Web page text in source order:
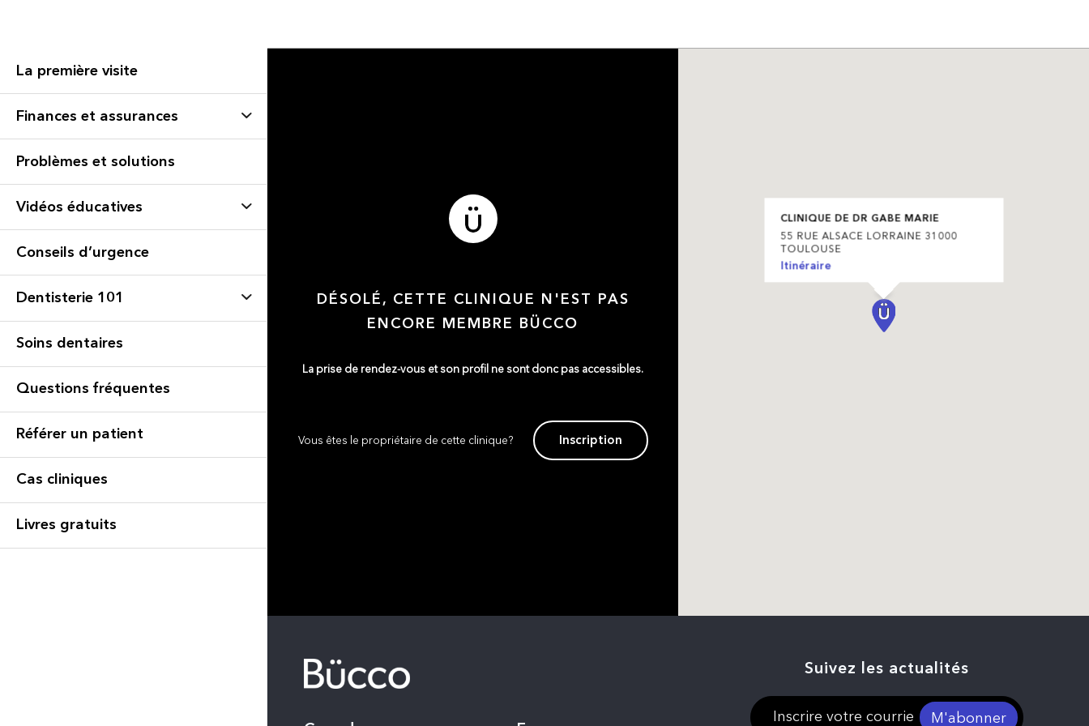
La première visite
Finances et assurances
Problèmes et solutions
Vidéos éducatives
Conseils d’urgence
Dentisterie 101
Soins dentaires
Questions fréquentes
Référer un patient
Cas cliniques
Livres gratuits
DÉSOLÉ, CETTE CLINIQUE N'EST PAS
ENCORE MEMBRE BÜCCO
La prise de rendez-vous et son profil ne sont donc pas accessibles.
Vous êtes le propriétaire de cette clinique? Inscription
CLINIQUE DE DR GABE MARIE
55 RUE ALSACE LORRAINE 31000
TOULOUSE
Itinéraire
Suivez les actualités
M'abonner